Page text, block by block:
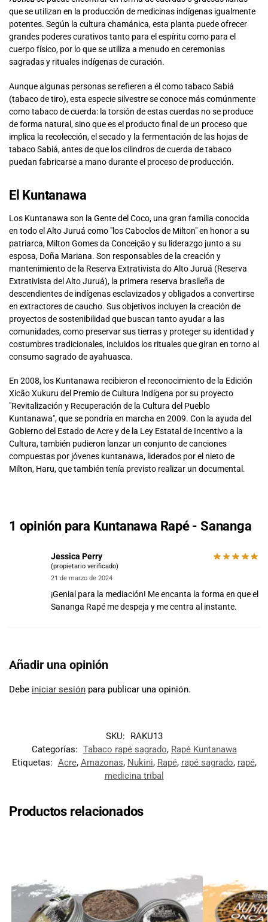
que se utilizan en la producción de medicinas indígenas igualmente
potentes. Según la cultura chamánica, esta planta puede ofrecer
grandes poderes curativos tanto para el espíritu como para el
cuerpo físico, por lo que se utiliza a menudo en ceremonias
sagradas y rituales indígenas de curación.
Aunque algunas personas se refieren a él como tabaco Sabiá
(tabaco de tiro), esta especie silvestre se conoce más comúnmente
como tabaco de cuerda: la torsión de estas cuerdas no se produce
de forma natural, sino que es el producto final de un proceso que
implica la recolección, el secado y la fermentación de las hojas de
tabaco Sabiá, antes de que los cilindros de cuerda de tabaco
puedan fabricarse a mano durante el proceso de producción.
El Kuntanawa
Los Kuntanawa son la Gente del Coco, una gran familia conocida
en todo el Alto Juruá como "los Caboclos de Milton" en honor a su
patriarca, Milton Gomes da Conceição y su liderazgo junto a su
esposa, Doña Mariana. Son responsables de la creación y
mantenimiento de la Reserva Extrativista do Alto Juruá (Reserva
Extrativista del Alto Juruá), la primera reserva brasileña de
descendientes de indígenas esclavizados y obligados a convertirse
en extractores de caucho. Sus objetivos incluyen la creación de
proyectos de sostenibilidad que buscan tanto ayudar a las
comunidades, como preservar sus tierras y proteger su identidad y
costumbres tradicionales, incluidos los rituales que giran en torno al
consumo sagrado de ayahuasca.
En 2008, los Kuntanawa recibieron el reconocimiento de la Edición
Xicão Xukuru del Premio de Cultura Indígena por su proyecto
"Revitalización y Recuperación de la Cultura del Pueblo
Kuntanawa", que se pondría en marcha en 2009. Con la ayuda del
Gobierno del Estado de Acre y de la Ley Estatal de Incentivo a la
Cultura, también pudieron lanzar un conjunto de canciones
compuestas por jóvenes kuntanawa, liderados por el nieto de
Milton, Haru, que también tenía previsto realizar un documental.
1 opinión para Kuntanawa Rapé - Sananga
Jessica Perry
(propietario verificado)
21 de marzo de 2024
¡Genial para la mediación! Me encanta la forma en que el
Sananga Rapé me despeja y me centra al instante.
Añadir una opinión
Debe iniciar sesión para publicar una opinión.
SKU:
RAKU13
Categorías: Tabaco rapé sagrado, Rapé Kuntanawa
Etiquetas: Acre, Amazonas, Nukini, Rapé, rapé sagrado, rapé,
medicina tribal
Productos relacionados